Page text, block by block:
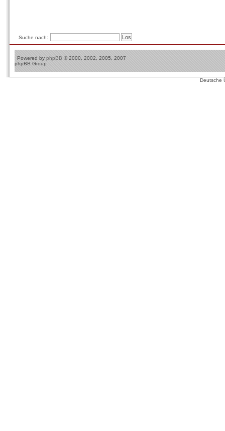
Suche nach:
Powered by phpBB © 2000, 2002, 2005, 2007
phpBB Group
Deutsche